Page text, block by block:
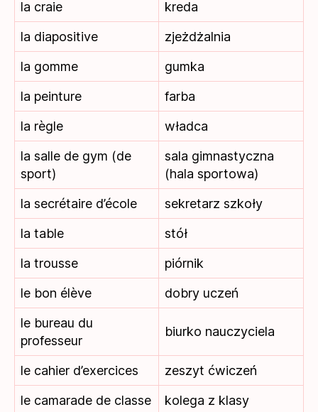
la craie
kreda
la diapositive
zjeżdżalnia
la gomme
gumka
la peinture
farba
la règle
władca
la salle de gym (de
sport)
sala gimnastyczna
(hala sportowa)
la secrétaire d’école
sekretarz szkoły
la table
stół
la trousse
piórnik
le bon élève
dobry uczeń
le bureau du
professeur
biurko nauczyciela
le cahier d’exercices
zeszyt ćwiczeń
le camarade de classe
kolega z klasy